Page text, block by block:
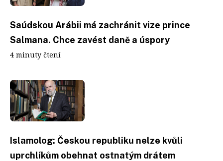
Saúdskou Arábii má zachránit vize prince
Salmana. Chce zavést daně a úspory
4 minuty čtení
Islamolog: Českou republiku nelze kvůli
uprchlíkům obehnat ostnatým drátem